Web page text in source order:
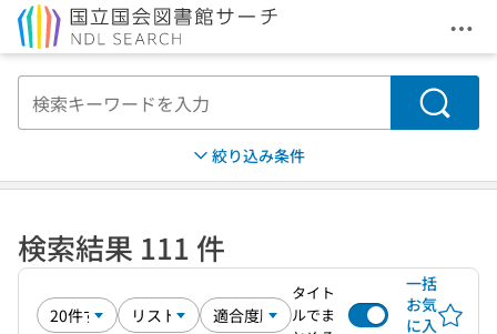
メ
検索
絞り込み条件
検索結果 111 件
タイト
ルでま
一括
お気
に入